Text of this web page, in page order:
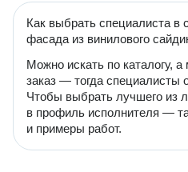
Как выбрать специалиста
фасада из винилового
Можно искать по каталогу,
заказ — тогда специалисты
Чтобы выбрать лучшего из
в профиль исполнителя —
и примеры работ.